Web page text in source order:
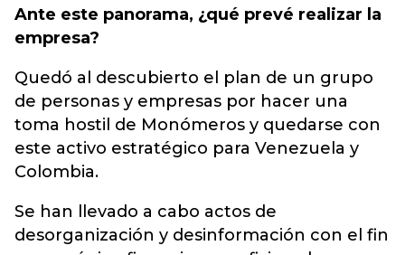
Ante este panorama, ¿qué prevé realizar la
empresa?
Quedó al descubierto el plan de un grupo
de personas y empresas por hacer una
toma hostil de Monómeros y quedarse con
este activo estratégico para Venezuela y
Colombia.
Se han llevado a cabo actos de
desorganización y desinformación con el fin